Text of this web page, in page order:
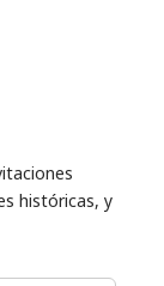
históricas, y